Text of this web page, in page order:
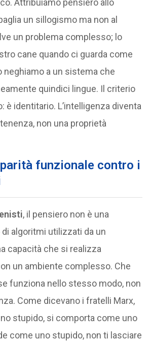
un sillogismo ma non al
un problema complesso; lo
cane quando ci guarda come
neghiamo a un sistema che
quindici lingue. Il criterio
è identitario. L’intelligenza diventa
non una proprietà
funzionale contro i
, il pensiero non è una
algoritmi utilizzati da un
capacità che si realizza
un ambiente complesso. Che
funziona nello stesso modo, non
Come dicevano i fratelli Marx,
stupido, si comporta come uno
come uno stupido, non ti lasciare